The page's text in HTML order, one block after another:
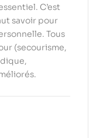
C’est
savoir pour
Tous
(secourisme,